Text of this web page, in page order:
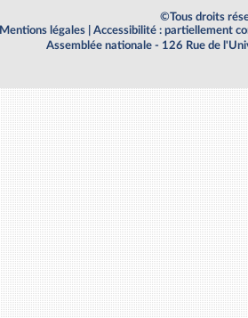
©Tous droits
Mentions légales
Accessibilité : partiellement
Assemblée nationale - 126 Rue de